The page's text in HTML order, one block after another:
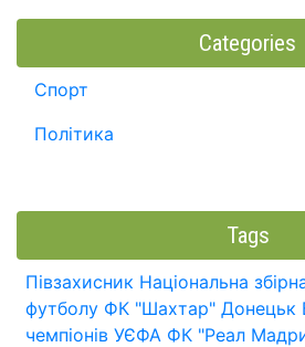
Categories
Спорт
Політика
Tags
Півзахисник Національна
футболу ФК "Шахтар" Донецьк
чемпіонів УЄФА ФК "Реал